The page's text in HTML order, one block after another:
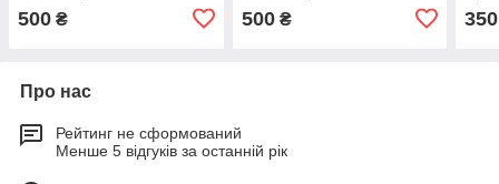
500 ₴ 500₴ 350
Про нас
Рейтинг не сформований
Менше 5 відгуків за останній рік